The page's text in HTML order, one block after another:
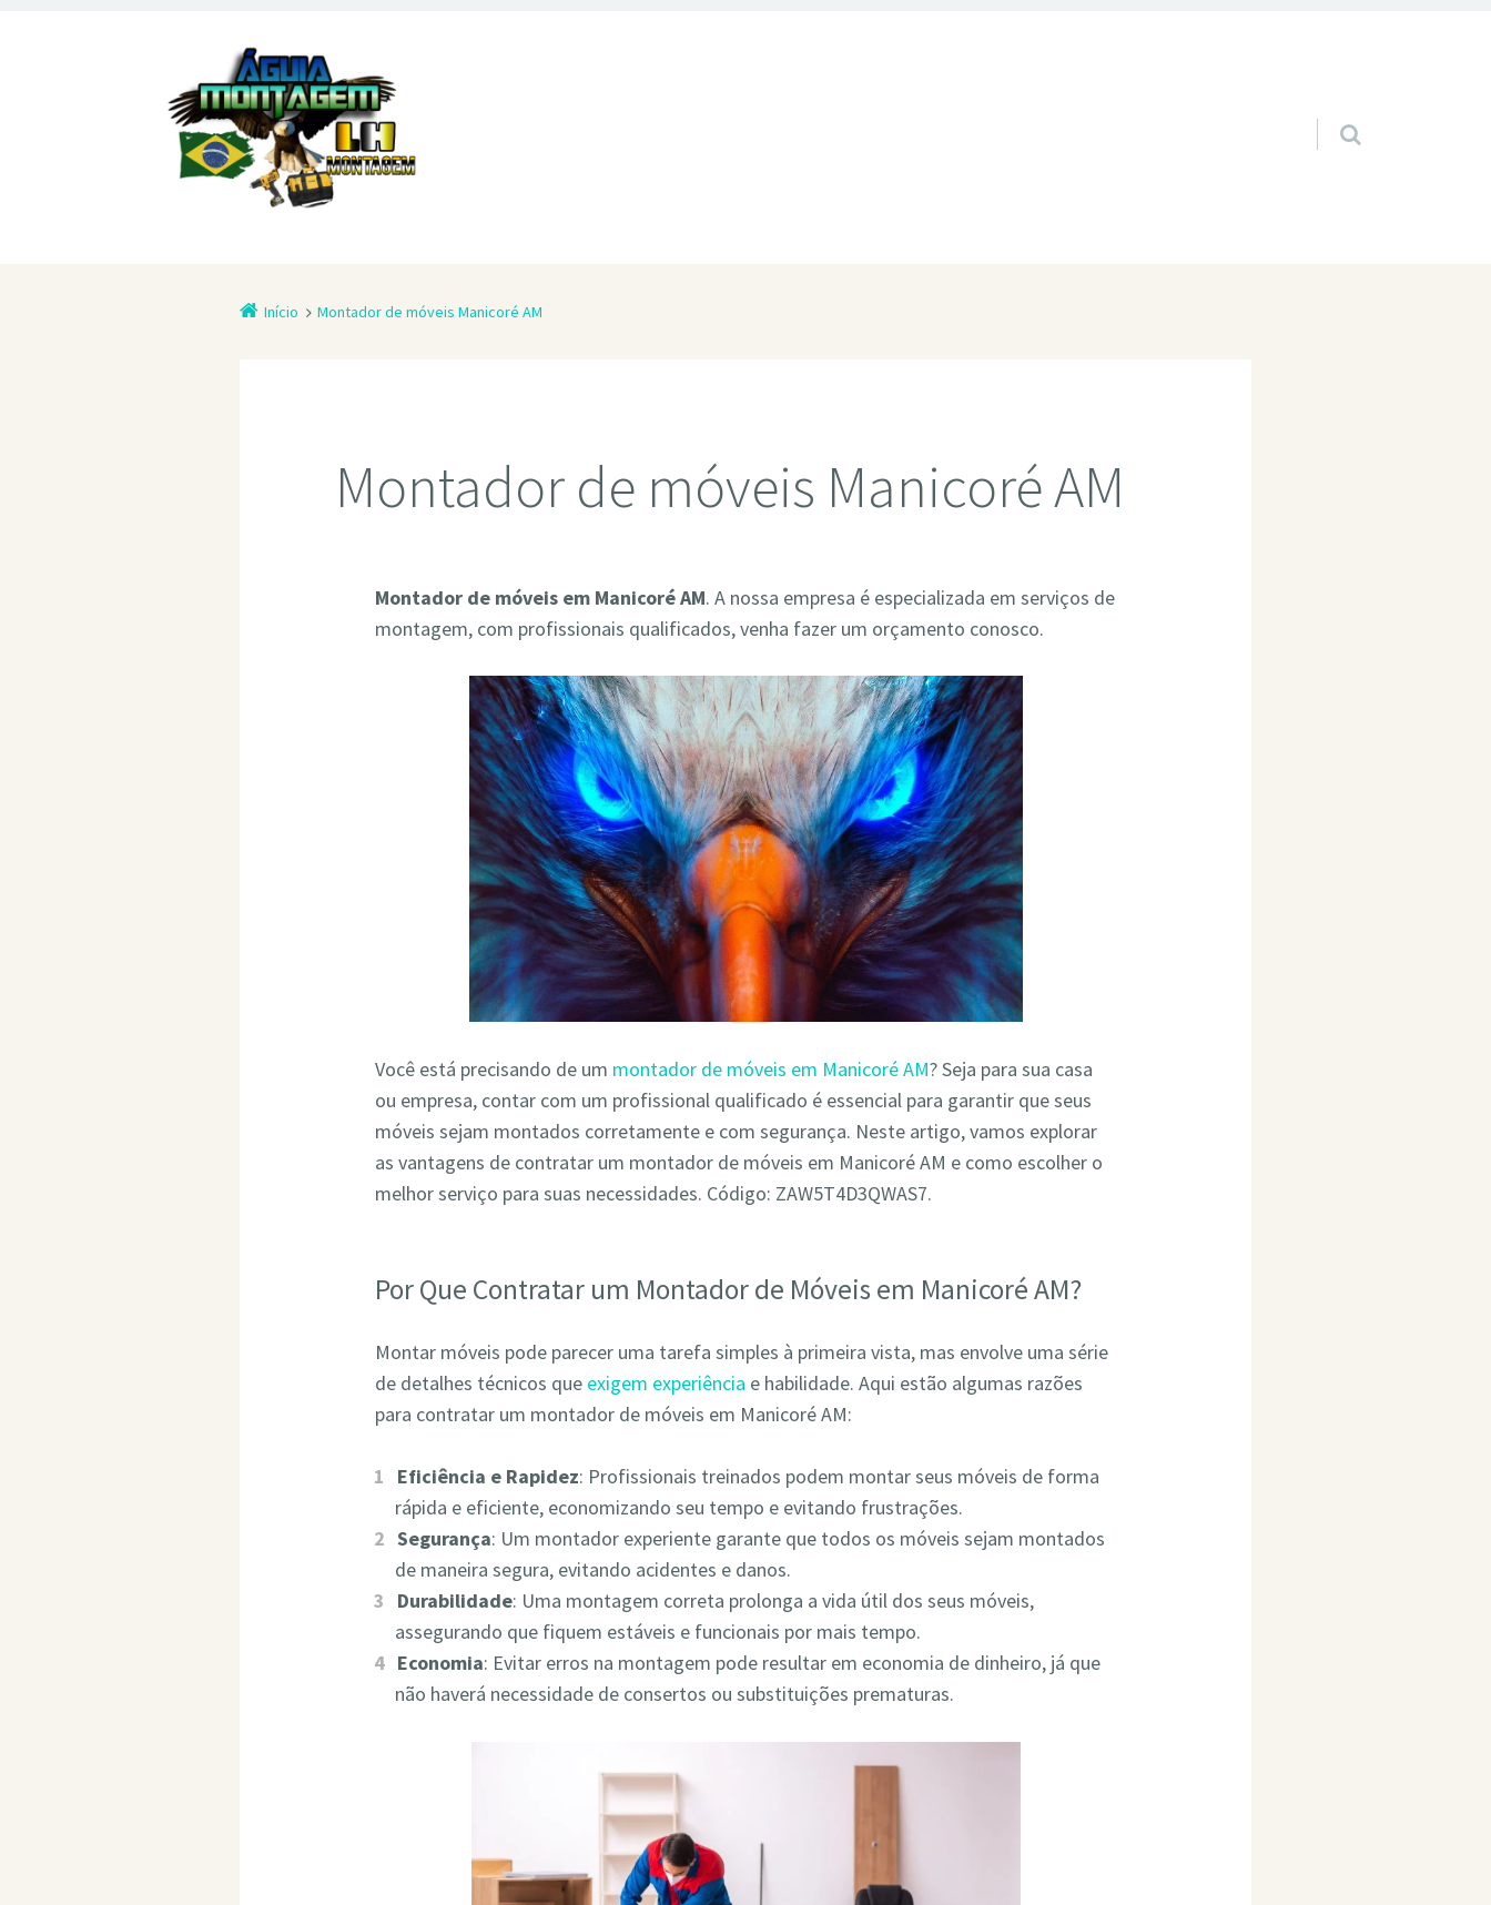
Pular para o conteúdo
Início Montador de móveis Manicoré AM
Montador de móveis Manicoré AM
Montador de móveis em Manicoré AM. A nossa empresa é especializada em serviços de
montagem, com profissionais qualificados, venha fazer um orçamento conosco.
Você está precisando de um montador de móveis em Manicoré AM? Seja para sua casa
ou empresa, contar com um profissional qualificado é essencial para garantir que seus
móveis sejam montados corretamente e com segurança. Neste artigo, vamos explorar
as vantagens de contratar um montador de móveis em Manicoré AM e como escolher o
melhor serviço para suas necessidades. Código: ZAW5T4D3QWAS7.
Por Que Contratar um Montador de Móveis em Manicoré AM?
Montar móveis pode parecer uma tarefa simples à primeira vista, mas envolve uma série
de detalhes técnicos que exigem experiência e habilidade. Aqui estão algumas razões
para contratar um montador de móveis em Manicoré AM:
Eficiência e Rapidez: Profissionais treinados podem montar seus móveis de forma
rápida e eficiente, economizando seu tempo e evitando frustrações.
Segurança: Um montador experiente garante que todos os móveis sejam montados
de maneira segura, evitando acidentes e danos.
Durabilidade: Uma montagem correta prolonga a vida útil dos seus móveis,
assegurando que fiquem estáveis e funcionais por mais tempo.
Economia: Evitar erros na montagem pode resultar em economia de dinheiro, já que
não haverá necessidade de consertos ou substituições prematuras.